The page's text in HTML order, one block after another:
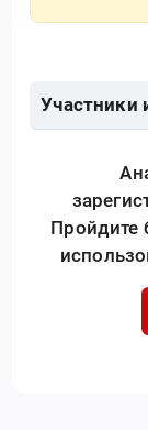
Участники
Пройдите